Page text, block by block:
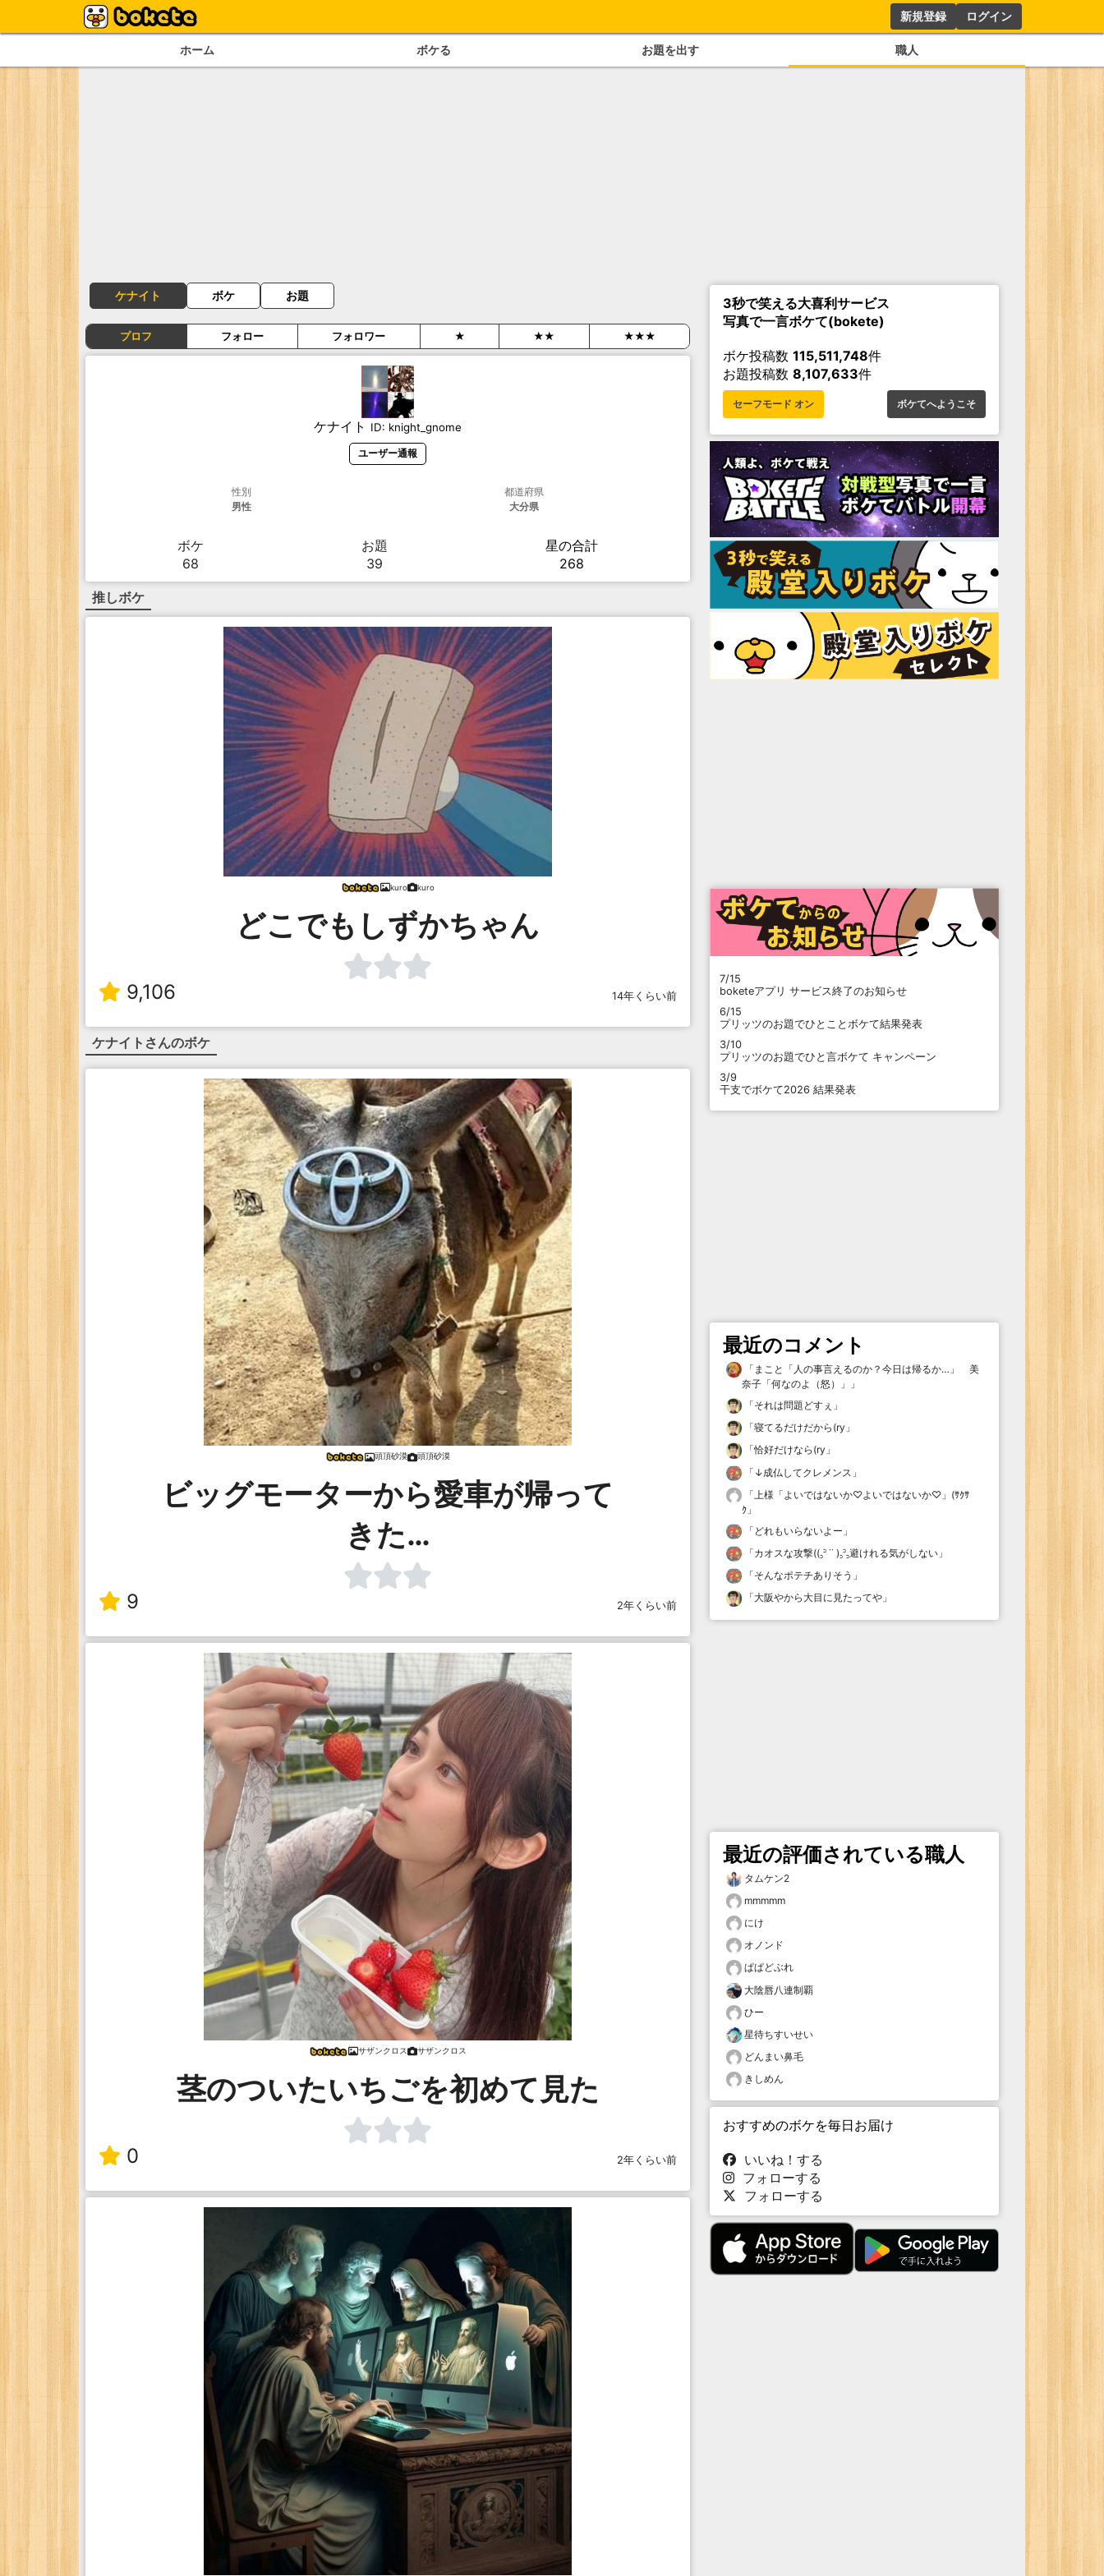
新規登録 ログイン
ホーム ボケる お題を出す 職人
ケナイト ボケ お題
プロフ フォロー フォロワー ★ ★★ ★★★
ケナイト ID: knight_gnome
ユーザー通報
性別
男性
都道府県
大分県
ボケ
68
お題
39
星の合計
268
推しボケ
kuro kuro
どこでもしずかちゃん
9,106 14年くらい前
ケナイト さんのボケ
頭頂砂漠 頭頂砂漠
ビッグモーターから愛車が帰って
きた…
9 2年くらい前
サザンクロス サザンクロス
茎のついたいちごを初めて見た
0 2年くらい前
3秒で笑える大喜利サービス
写真で一言ボケて(bokete)
ボケ投稿数 115,511,748件
お題投稿数 8,107,633件
セーフモード オン ボケてへようこそ
7/15
boketeアプリ サービス終了のお知らせ
6/15
プリッツのお題でひとことボケて結果発表
3/10
プリッツのお題でひと言ボケて キャンペーン
3/9
干支でボケて2026 結果発表
最近のコメント
「 まこと「人の事言えるのか？今日は帰るか…」 美
奈子「何なのよ（怒）」
」
「それは問題どすぇ 」
「寝てるだけだから(ry 」
「恰好だけなら(ry 」
「 ↓成仏してクレメンス 」
「 上様「よいではないか♡よいではないか♡」(ｻｸｻ
ｸ 」
「 どれもいらないよー 」
「カオスな攻撃((꜆꜄ ˙˙ )꜆꜄꜆避けれる気がしない 」
「そんなポテチありそう 」
「大阪やから大目に見たってや 」
最近の評価されている職人
タムケン2
mmmmm
にけ
オノンド
ぱぱどぶれ
大陰唇八連制覇
ひー
星待ちすいせい
どんまい鼻毛
きしめん
おすすめのボケを毎日お届け
いいね！する
フォローする
フォローする